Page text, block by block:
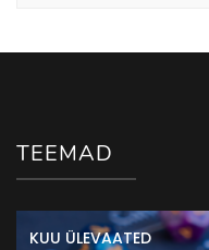
TEEMAD
KUU ÜLEVAATED